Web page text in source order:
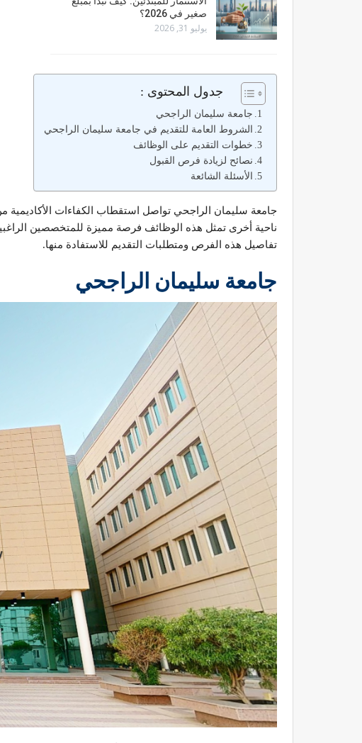
صغير في 2026؟
يوليو 31, 2026
جدول المحتوى :
جامعة سليمان الراجحي
الشروط العامة للتقديم في جامعة سليمان الراجحي
خطوات التقديم على الوظائف
نصائح لزيادة فرص القبول
الأسئلة الشائعة
جامعة سليمان الراجحي تواصل استقطاب الكفاءات الأكاديمية
ناحية أخرى تمثل هذه الوظائف فرصة مميزة للمتخصصين
تفاصيل هذه الفرص ومتطلبات التقديم للاستفادة منها.
جامعة سليمان الراجحي